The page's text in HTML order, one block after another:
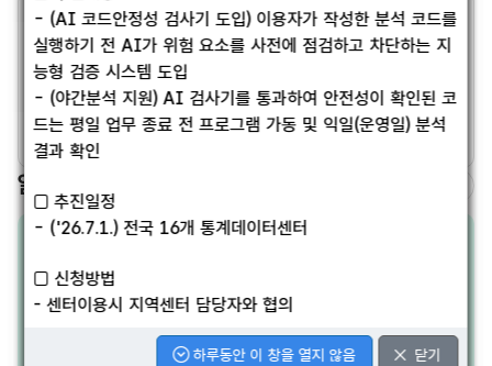
다.
서비스 시작일자: 2026. 8. 6.
자료주기: 연간
시계열: 2015~2024
주요내용
2) 청년 및 청년의 배우자 항목 추가
- 청년: 배우자동거여부, 장애여부, 3대보험 가입여부,
- 청년의 배우자: 인구·가구·취업활동 정보 등
3) 청년통계등록부 개선사항 반영 등
존 10차·11차 산업분류
병행 제공에서 11차 산업분류만 확정 제공(’23년 1월 기준
월간 SBR부터 적용)
※ 서비스 예정일: ~’26.7월
‣ 기존의 산업분류 기준 적용 시, T-2년 연간 산업분류 적용
따라 일부 시계열에서 T년(‘23년, ’24년 월간 SBR) 또는
T-1년(‘25년 월간 SBR)의 산업분류 적용
(예시) ’23년 월간 SBR의 경우, ‘21년 연간 SBR 산업분류
를 적용하는 것이 원칙이나,
’23년 연간 SBR의 산업분류 적용
- (AI 코드안정성 검사기 도입) 이용자가 작성한 분석 코드를
실행하기 전 AI가 위험 요소를 사전에 점검하고 차단하는 지
능형 검증 시스템 도입
- (야간분석 지원) AI 검사기를 통과하여 안전성이 확인된 코
드는 평일 업무 종료 전 프로그램 가동 및 익일(운영일) 분석
결과 확인
□ 추진일정
- ('26.7.1.) 전국 16개 통계데이터센터
□ 신청방법
- 센터이용시 지역센터 담당자와 협의
하루동안 이 창을 열지 않음 닫기
2026.08* 현재 VDI를 이용 중인 경우, 사용기간이 종료
된 후 순차적으로 업그레이드 작업이 진행됩니다.** 공지
일 이후 VDI를 새롭게 할당받는 이용자는 Windows11
환경으로 제공됩니다.센터 이용에 참고 부탁드리겠습니
다. 감사합니다.
SDC 야간분석 지원 안내
□ 추진내용- (AI 코드안정성 검사기 도입) 이용자가 작성
한 분석 코드를 실행하기 전 AI가 위험 요소를 사전에 점
검하고 차단하는 지능형 검증 시스템 도입- (야간분석 지
원) AI 검사기를 통과하여 안전성이 확인된 코드는 평일
업무 종료 전 프로그램 가동 및 익일(운영일) 분석결과 확
인□ 추진일정- ('26.7.1.) 전국 16개 통계데이터센터□
신청방법- 센터이용시 지역센터 담당자와 협의
2026-07-29
알림판